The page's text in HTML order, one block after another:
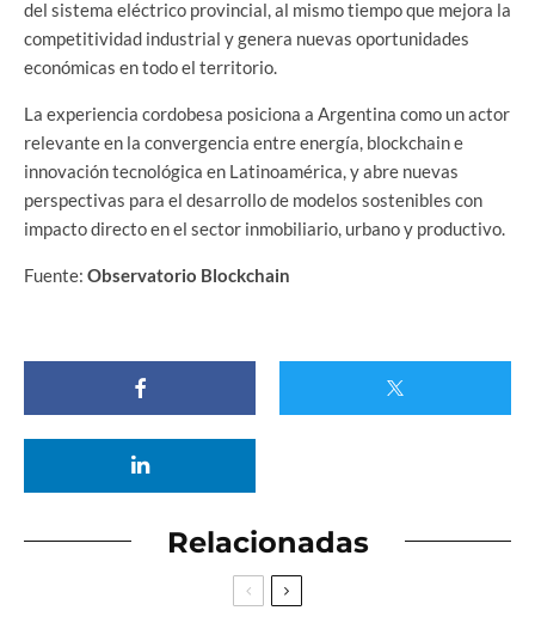
del sistema eléctrico provincial, al mismo tiempo que mejora la
competitividad industrial y genera nuevas oportunidades
económicas en todo el territorio.
La experiencia cordobesa posiciona a Argentina como un actor
relevante en la convergencia entre energía, blockchain e
innovación tecnológica en Latinoamérica, y abre nuevas
perspectivas para el desarrollo de modelos sostenibles con
impacto directo en el sector inmobiliario, urbano y productivo.
Fuente: Observatorio Blockchain
Relacionadas